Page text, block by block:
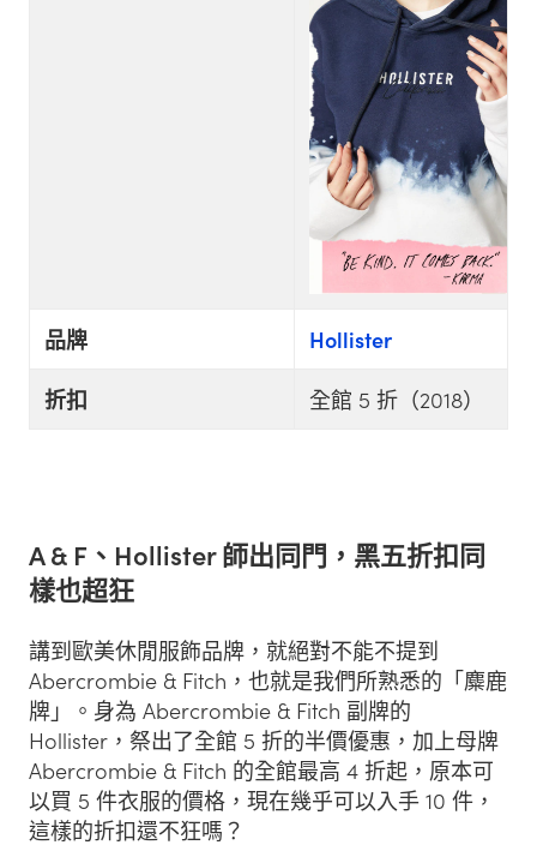
品牌
Hollister
折扣
全館 5 折（2018）
A & F、Hollister 師出同門，黑五折扣同
樣也超狂
講到歐美休閒服飾品牌，就絕對不能不提到
Abercrombie & Fitch，也就是我們所熟悉的「麋鹿
牌」。身為 Abercrombie & Fitch 副牌的
Hollister，祭出了全館 5 折的半價優惠，加上母牌
Abercrombie & Fitch 的全館最高 4 折起，原本可
以買 5 件衣服的價格，現在幾乎可以入手 10 件，
這樣的折扣還不狂嗎？